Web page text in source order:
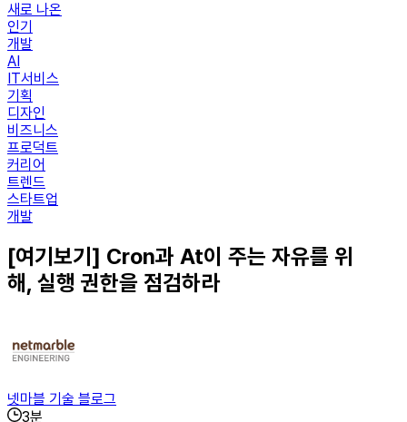
새로 나온
인기
개발
AI
IT서비스
기획
디자인
비즈니스
프로덕트
커리어
트렌드
스타트업
개발
[여기보기] Cron과 At이 주는 자유를 위
해, 실행 권한을 점검하라
넷마블 기술 블로그
3분